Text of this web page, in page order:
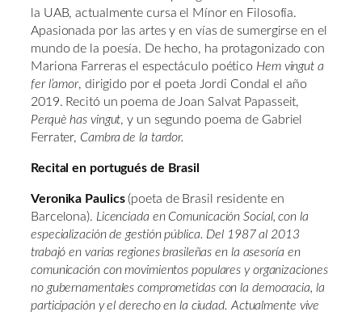
la UAB, actualmente cursa el Mínor en Filosofía.
Apasionada por las artes y en vías de sumergirse en el
mundo de la poesía. De hecho, ha protagonizado con
Mariona Farreras el espectáculo poético Hem vingut a
fer l’amor, dirigido por el poeta Jordi Condal el año
2019. Recitó un poema de Joan Salvat Papasseit,
Perquè has vingut, y un segundo poema de Gabriel
Ferrater, Cambra de la tardor.
Recital en portugués de Brasil
Veronika Paulics(poeta de Brasil residente en
Barcelona). Licenciada en Comunicación Social, con la
especialización de gestión pública. Del 1987 al 2013
trabajó en varias regiones brasileñas en la asesoría en
comunicación con movimientos populares y organizaciones
no gubernamentales comprometidas con la democracia, la
participación y el derecho en la ciudad. Actualmente vive